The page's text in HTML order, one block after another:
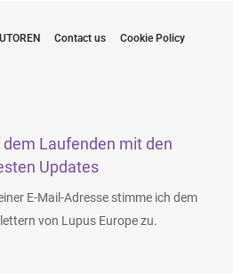
Contact us Cookie Policy
dem Laufenden mit den
Updates
E-Mail-Adresse stimme ich dem
von Lupus Europe zu.